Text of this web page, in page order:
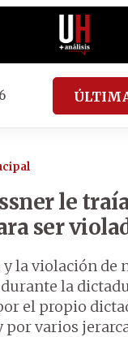
le
ser
y la violación de
durante la
el propio
por varios